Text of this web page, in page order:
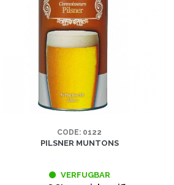
CODE: 0122
PILSNER MUNTONS
VERFUGBAR